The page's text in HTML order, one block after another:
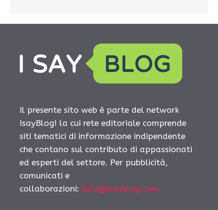
Il presente sito web è parte del network
IsayBlog! la cui rete editoriale comprende
siti tematici di informazione indipendente
che contano sul contributo di appassionati
ed esperti del settore. Per pubblicità,
comunicati e
collaborazioni: info@isayblog.com